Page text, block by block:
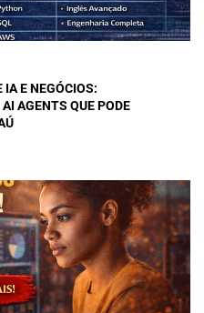
IA E NEGÓCIOS:
AGENTS QUE PODE